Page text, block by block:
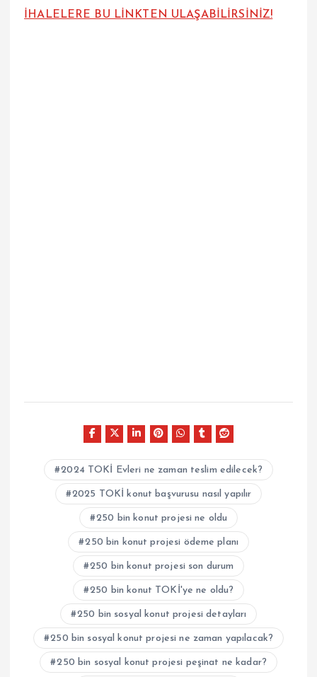
İHALELERE BU LİNKTEN ULAŞABİLİRSİNİZ!
2024 TOKİ Evleri ne zaman teslim edilecek?
2025 TOKİ konut başvurusu nasıl yapılır
250 bin konut projesi ne oldu
250 bin konut projesi ödeme planı
250 bin konut projesi son durum
250 bin konut TOKİ'ye ne oldu?
250 bin sosyal konut projesi detayları
250 bin sosyal konut projesi ne zaman yapılacak?
250 bin sosyal konut projesi peşinat ne kadar?